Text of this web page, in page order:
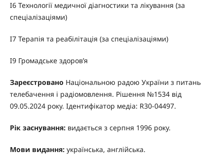
I6 Технології медичної діагностики та лікування (за
спеціалізаціями)
I7 Терапія та реабілітація (за спеціалізаціями)
I9 Громадське здоров’я
Зареєстровано Національною радою України з питань
телебачення і радіомовлення. Рішення №1534 від
09.05.2024 року. Ідентифікатор медіа: R30-04497.
Рік заснування:видається з серпня 1996 року.
Мови видання:українська, англійська.